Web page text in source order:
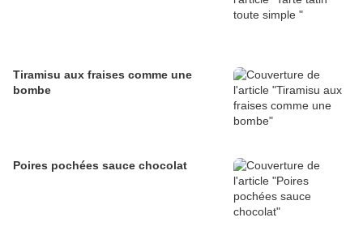
Tiramisu aux fraises comme une
bombe
Poires pochées sauce chocolat